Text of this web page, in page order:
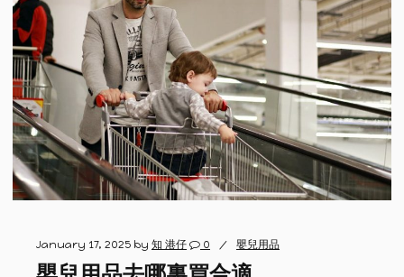
January 17, 2025 by 知 港仔 0 嬰兒用品